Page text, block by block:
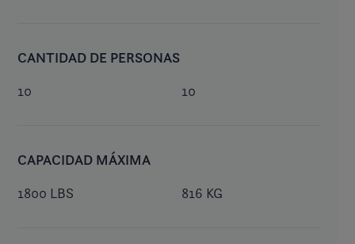
CANTIDAD DE PERSONAS
10 10
CAPACIDAD MÁXIMA
1800 LBS 816 KG